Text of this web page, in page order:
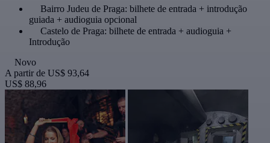
Bairro Judeu de Praga: bilhete de entrada + introdução
guiada + audioguia opcional
Castelo de Praga: bilhete de entrada + audioguia +
Introdução
Novo
A partir de US$ 93,64
US$ 88,96